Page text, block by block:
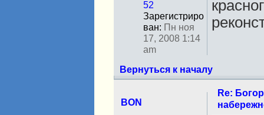
52
Зарегистриро
ван: Пн ноя
17, 2008 1:14
am
Вернуться к началу
BON
Re: